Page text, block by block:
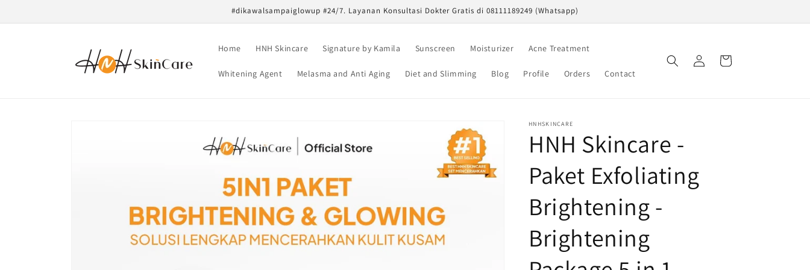
#dikawalsampaiglowup #24/7. Layanan Konsultasi Dokter Gratis di 08111189249 (Whatsapp)
Home HNH Skincare Signature by Kamila Sunscreen Moisturizer Acne Treatment
Whitening Agent Melasma and Anti Aging Diet and Slimming Blog Profile Orders Contact
Login Keranjang
HNHSKINCARE
HNH Skincare -
Paket Exfoliating
Brightening -
Brightening